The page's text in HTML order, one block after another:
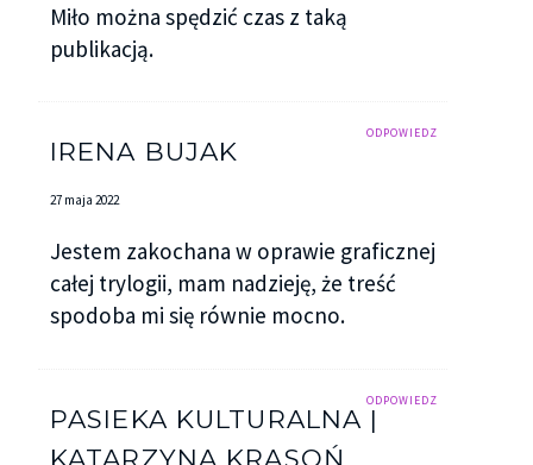
Miło można spędzić czas z taką
publikacją.
ODPOWIEDZ
IRENA BUJAK
27 maja 2022
Jestem zakochana w oprawie graficznej
całej trylogii, mam nadzieję, że treść
spodoba mi się równie mocno.
ODPOWIEDZ
PASIEKA KULTURALNA |
KATARZYNA KRASOŃ